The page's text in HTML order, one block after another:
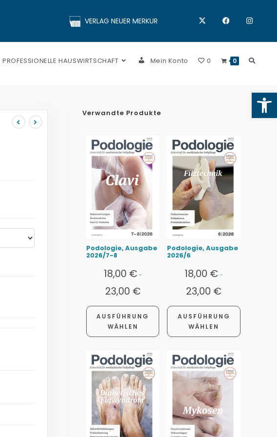
VERLAG NEUER MERKUR
PROFESSIONELLE HAUSWIRTSCHAFT Mein Konto 0 0
Verwandte Produkte
Podologie, Ausgabe
2026/7-8
18,00 €-
23,00 €
AUSFÜHRUNG
WÄHLEN
Podologie, Ausgabe
2026/6
18,00 €-
23,00 €
AUSFÜHRUNG
WÄHLEN